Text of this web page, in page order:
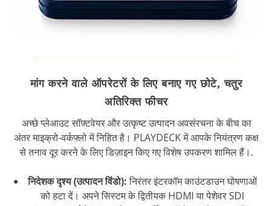
मांग करने वाले ऑपरेटरों के लिए बनाए गए छोटे, चतुर
अतिरिक्त फीचर
अच्छे प्लेआउट सॉफ़्टवेयर और उत्कृष्ट उत्पादन अवसंरचना के बीच का
अंतर माइक्रो-वर्कफ़्लो में निहित है। PLAYDECK में आपके नियंत्रण कक्ष
से तनाव दूर करने के लिए डिज़ाइन किए गए विशेष उपकरण शामिल हैं।.
निदेशक दृश्य (उत्पादन विंडो):निरंतर इंटरकॉम काउंटडाउन घोषणाओं
को हटा दें। अपने सिस्टम के द्वितीयक HDMI या पेशेवर SDI